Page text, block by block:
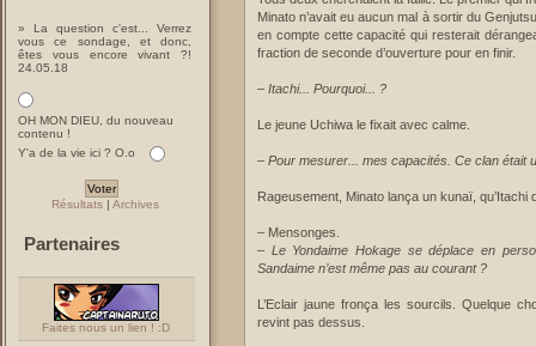
» La question c'est... Verrez
vous ce sondage, et donc,
êtes vous encore vivant ?!
24.05.18
OH MON DIEU, du nouveau
contenu !
Y'a de la vie ici ? O.o
Résultats| Archives
Partenaires
Faites nous un lien ! :D
Minato n’avait eu aucun mal à sortir du
en compte cette capacité qui resterait
fraction de seconde d’ouverture pour en finir.
– Itachi... Pourquoi... ?
Le jeune Uchiwa le fixait avec calme.
– Pour mesurer... mes capacités. Ce clan était
Rageusement, Minato lança un kunaï, qu’Itachi
– Mensonges.
– Le Yondaime Hokage se déplace en
Sandaime n’est même pas au courant ?
L’Eclair jaune fronça les sourcils. Quelque
revint pas dessus.